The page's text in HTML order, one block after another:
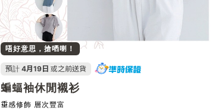
唔好意思，搶哂喇！
預計 4月19日 或之前送貨
蝙蝠袖休閒襯衫
垂感修飾 層次豐富